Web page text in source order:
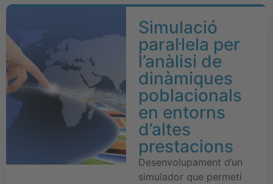
Simulació
paral·lela per
l’anàlisi de
dinàmiques
poblacionals
en entorns
d’altes
prestacions
Desenvolupament d’un
simulador que permeti